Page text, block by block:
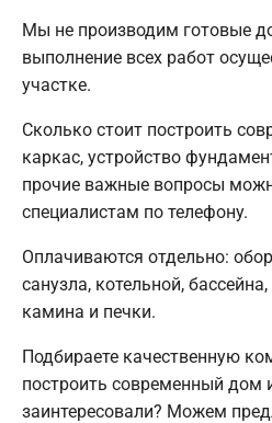
Мы не производим готовые
выполнение всех работ
участке.
Сколько стоит построить
каркас, устройство
прочие важные вопросы
специалистам по телефону.
Оплачиваются отдельно:
санузла, котельной,
камина и печки.
Подбираете качественную
построить современный дом
заинтересовали? Можем